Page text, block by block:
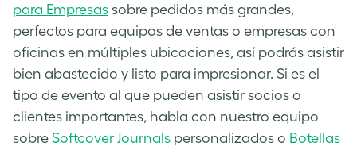
para Empresas sobre pedidos más grandes,
perfectos para equipos de ventas o empresas con
oficinas en múltiples ubicaciones, así podrás asistir
bien abastecido y listo para impresionar. Si es el
tipo de evento al que pueden asistir socios o
clientes importantes, habla con nuestro equipo
sobre Softcover Journals personalizados o Botellas